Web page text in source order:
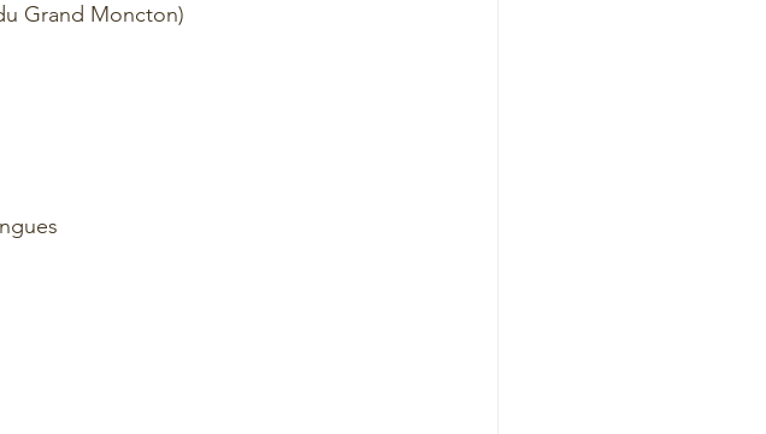
Grand Moncton)